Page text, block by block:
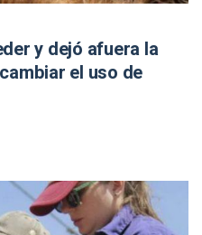
y dejó afuera la
el uso de